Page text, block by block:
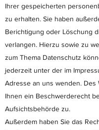
Ihrer gespeicherten
zu erhalten. Sie haben
Berichtigung oder Löschung
verlangen. Hierzu sowie zu
zum Thema Datenschutz
jederzeit unter der im
Adresse an uns wenden. Des
Ihnen ein Beschwerderecht
Aufsichtsbehörde zu.
Außerdem haben Sie das